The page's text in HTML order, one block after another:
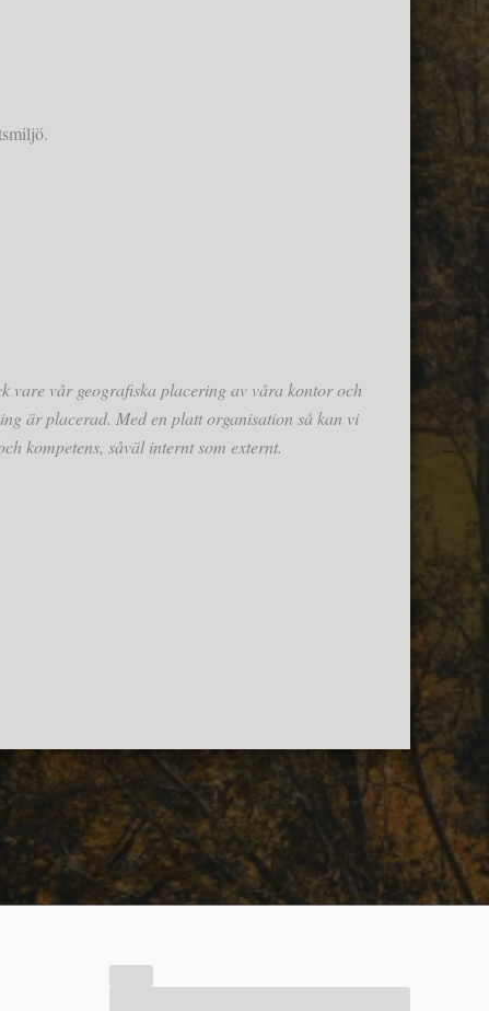
vare vår geografiska placering av våra kontor och
är placerad. Med en platt organisation så kan vi
kompetens, såväl internt som externt.